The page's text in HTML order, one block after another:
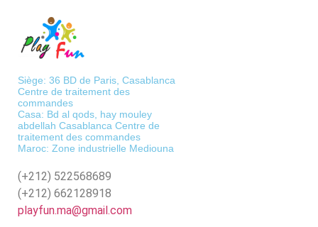
Siège: 36 BD de Paris, Casablanca
Centre de traitement des
commandes
Casa: Bd al qods, hay mouley
abdellah Casablanca Centre de
traitement des commandes
Maroc: Zone industrielle Mediouna
(+212) 522568689
(+212) 662128918
playfun.ma@gmail.com